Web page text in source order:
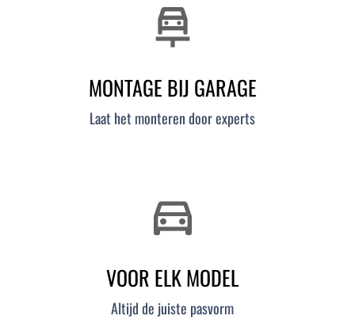
car_repair
MONTAGE BIJ GARAGE
Laat het monteren door experts
directions_car
VOOR ELK MODEL
Altijd de juiste pasvorm